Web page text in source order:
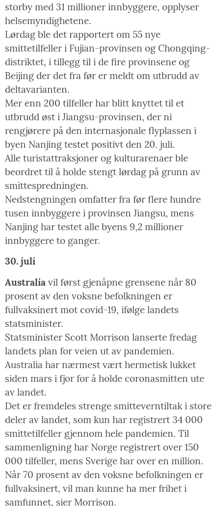
storby med 31 millioner innbyggere, opplyser
helsemyndighetene.
Lørdag ble det rapportert om 55 nye
smittetilfeller i Fujian-provinsen og Chongqing-
distriktet, i tillegg til i de fire provinsene og
Beijing der det fra før er meldt om utbrudd av
deltavarianten.
Mer enn 200 tilfeller har blitt knyttet til et
utbrudd øst i Jiangsu-provinsen, der ni
rengjørere på den internasjonale flyplassen i
byen Nanjing testet positivt den 20. juli.
Alle turistattraksjoner og kulturarenaer ble
beordret til å holde stengt lørdag på grunn av
smittespredningen.
Nedstengningen omfatter fra før flere hundre
tusen innbyggere i provinsen Jiangsu, mens
Nanjing har testet alle byens 9,2 millioner
innbyggere to ganger.
30. juli
Australia vil først gjenåpne grensene når 80
prosent av den voksne befolkningen er
fullvaksinert mot covid-19, ifølge landets
statsminister.
Statsminister Scott Morrison lanserte fredag
landets plan for veien ut av pandemien.
Australia har nærmest vært hermetisk lukket
siden mars i fjor for å holde coronasmitten ute
av landet.
Det er fremdeles strenge smitteverntiltak i store
deler av landet, som kun har registrert 34 000
smittetilfeller gjennom hele pandemien. Til
sammenligning har Norge registrert over 150
000 tilfeller, mens Sverige har over en million.
Når 70 prosent av den voksne befolkningen er
fullvaksinert, vil man kunne ha mer frihet i
samfunnet, sier Morrison.